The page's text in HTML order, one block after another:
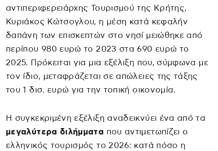
αντιπεριφερειάρχης Τουρισμού της Κρήτης,
Κυριάκος Κώτσογλου, η μέση κατά κεφαλήν
δαπάνη των επισκεπτών στο νησί μειώθηκε από
περίπου 980 ευρώ το 2023 στα 690 ευρώ το
2025. Πρόκειται για μια εξέλιξη που, σύμφωνα με
τον ίδιο, μεταφράζεται σε απώλειες της τάξης
του 1 δισ. ευρώ για την τοπική οικονομία.
Η συγκεκριμένη εξέλιξη αναδεικνύει ένα από τα
μεγαλύτερα διλήμματα που αντιμετωπίζει ο
ελληνικός τουρισμός το 2026: κατά πόσο η